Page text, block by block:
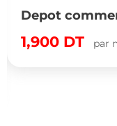
Depot
1,900 DT par